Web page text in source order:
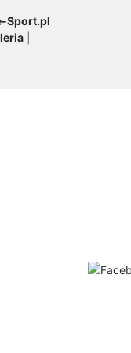
Sport.pl
|